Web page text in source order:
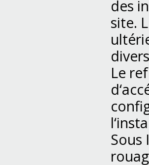
des
site.
Le
Sous